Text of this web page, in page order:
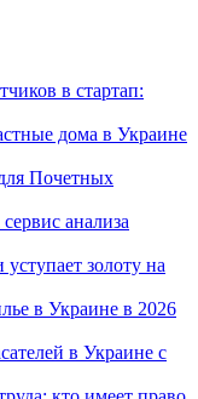
в стартап:
дома в Украине
Почетных
анализа
золоту на
в Украине в 2026
в Украине с